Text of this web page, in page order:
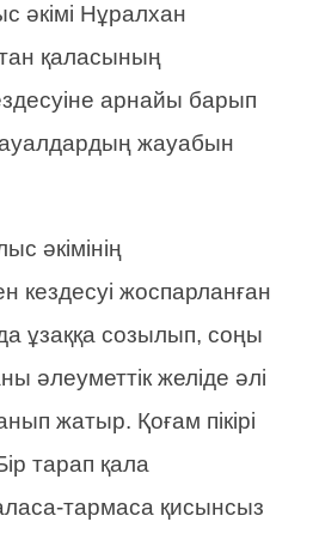
әкімі Нұралхан
қаласының
арнайы барып
жауабын
әкімінің
кездесуі жоспарланған
ұзаққа созылып, соңы
әлеуметтік желіде әлі
жатыр. Қоғам пікірі
тарап қала
тармаса қисынсыз